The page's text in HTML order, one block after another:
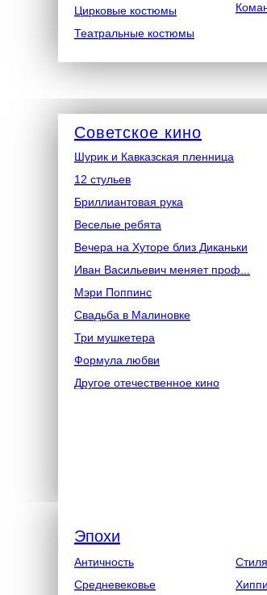
Цирковые костюмы
Театральные костюмы
Советское кино
Шурик и Кавказская пленница
12 стульев
Бриллиантовая рука
Веселые ребята
Вечера на Хуторе близ Диканьки
Иван Васильевич меняет проф...
Мэри Поппинс
Свадьба в Малиновке
Три мушкетера
Формула любви
Другое отечественное кино
Античность
Средневековье
Эпохи